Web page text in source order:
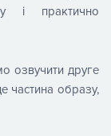
і практично
озвучити друге
частина образу,